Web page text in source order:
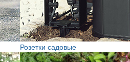
Розетки садовые